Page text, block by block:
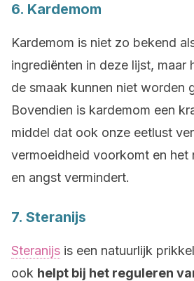
6. Kardemom
Kardemom is niet zo bekend
ingrediënten in deze lijst, maar
de smaak kunnen niet worden
Bovendien is kardemom een
middel dat ook onze eetlust
vermoeidheid voorkomt en het
en angst vermindert.
7. Steranijs
Steranijs is een natuurlijk
ook helpt bij het reguleren